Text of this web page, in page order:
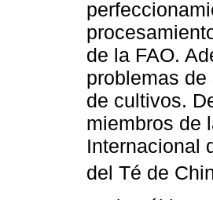
de la FAO.
problemas
de cultivos.
miembros de
Internacional
del Té de